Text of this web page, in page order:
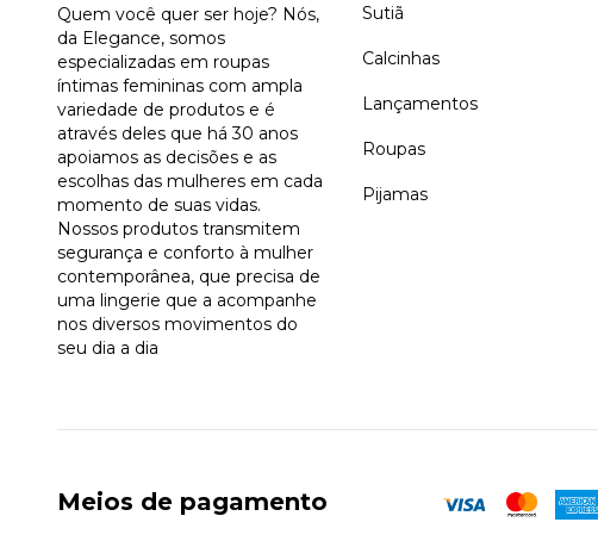
Quem você quer ser hoje? Nós,
da Elegance, somos
especializadas em roupas
íntimas femininas com ampla
variedade de produtos e é
através deles que há 30 anos
apoiamos as decisões e as
escolhas das mulheres em cada
momento de suas vidas.
Nossos produtos transmitem
segurança e conforto à mulher
contemporânea, que precisa de
uma lingerie que a acompanhe
nos diversos movimentos do
seu dia a dia
Sutiã
Calcinhas
Lançamentos
Roupas
Pijamas
Meios de pagamento